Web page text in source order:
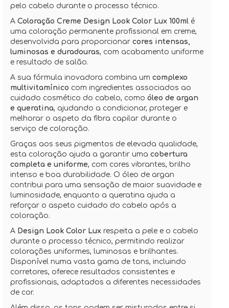
pelo cabelo durante o processo técnico.
A Coloração Creme Design Look Color Lux 100ml é
uma coloração permanente profissional em creme,
desenvolvida para proporcionar cores intensas,
luminosas e duradouras, com acabamento uniforme
e resultado de salão.
A sua fórmula inovadora combina um complexo
multivitamínico com ingredientes associados ao
cuidado cosmético do cabelo, como óleo de argan
e queratina, ajudando a condicionar, proteger e
melhorar o aspeto da fibra capilar durante o
serviço de coloração.
Graças aos seus pigmentos de elevada qualidade,
esta coloração ajuda a garantir uma cobertura
completa e uniforme, com cores vibrantes, brilho
intenso e boa durabilidade. O óleo de argan
contribui para uma sensação de maior suavidade e
luminosidade, enquanto a queratina ajuda a
reforçar o aspeto cuidado do cabelo após a
coloração.
A Design Look Color Lux respeita a pele e o cabelo
durante o processo técnico, permitindo realizar
colorações uniformes, luminosas e brilhantes.
Disponível numa vasta gama de tons, incluindo
corretores, oferece resultados consistentes e
profissionais, adaptados a diferentes necessidades
de cor.